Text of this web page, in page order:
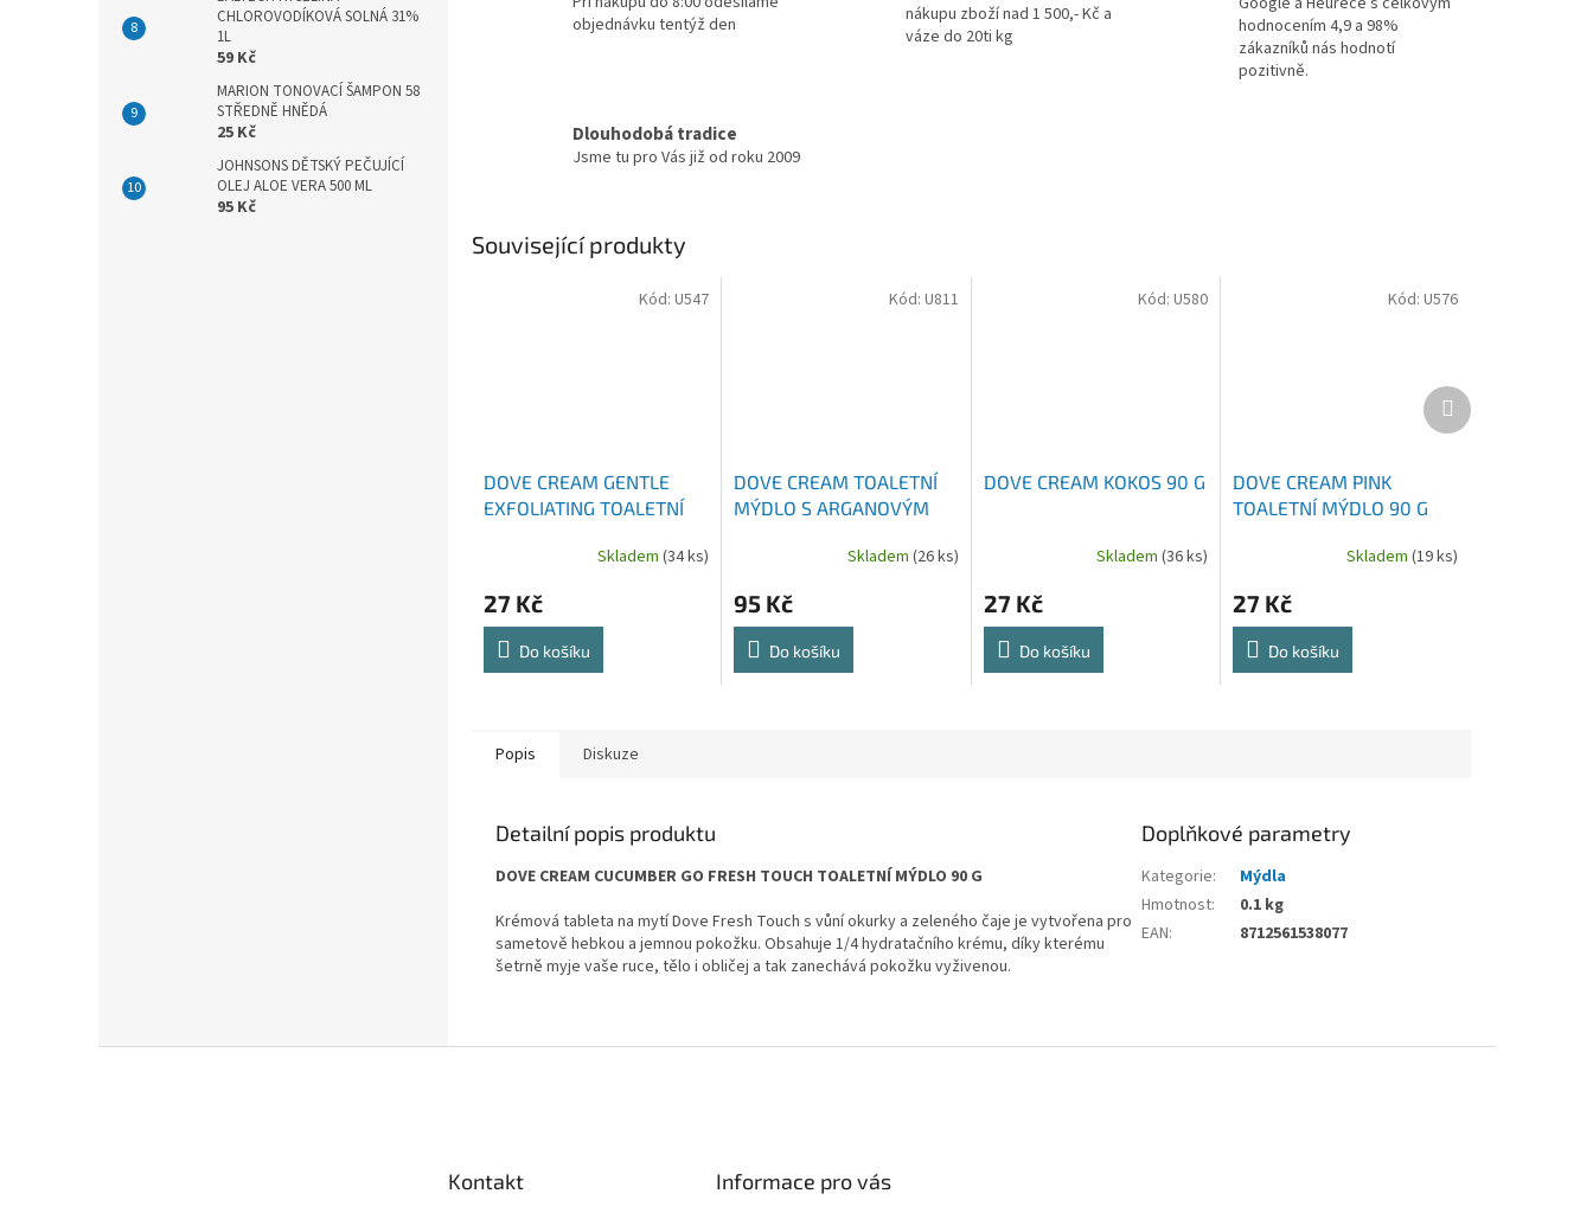
CHLOROVODÍKOVÁ SOLNÁ 31%
1L
59 Kč
MARION TONOVACÍ ŠAMPON 58
STŘEDNĚ HNĚDÁ
25 Kč
JOHNSONS DĚTSKÝ PEČUJÍCÍ
OLEJ ALOE VERA 500 ML
95 Kč
objednávku tentýž den
nákupu zboží nad 1 500,- Kč a
váze do 20ti kg
hodnocením 4,9 a 98%
zákazníků nás hodnotí
pozitivně.
Dlouhodobá tradice
Jsme tu pro Vás již od roku 2009
Související produkty
DOVE CREAM GENTLE
EXFOLIATING TOALETNÍ
Skladem (34 ks)
27 Kč
Do košíku
Kód: U547
DOVE CREAM TOALETNÍ
MÝDLO S ARGANOVÝM
Skladem (26 ks)
95 Kč
Do košíku
Kód: U811
DOVE CREAM KOKOS 90 G
Skladem(36 ks)
27 Kč
Do košíku
Kód:U580
DOVE CREAM PINK
TOALETNÍ MÝDLO 90 G
Skladem (19 ks)
27 Kč
Do košíku
Kód: U576
Další
produkt
Popis Diskuze
Detailní popis produktu
DOVE CREAM CUCUMBER GO FRESH TOUCH TOALETNÍ MÝDLO 90 G
Krémová tableta na mytí Dove Fresh Touch s vůní okurky a zeleného čaje je vytvořena pro
sametově hebkou a jemnou pokožku. Obsahuje 1/4 hydratačního krému, díky kterému
šetrně myje vaše ruce, tělo i obličej a tak zanechává pokožku vyživenou.
Doplňkové parametry
Kategorie:
Mýdla
Hmotnost:
0.1 kg
EAN: 8712561538077
Kontakt Informace pro vás